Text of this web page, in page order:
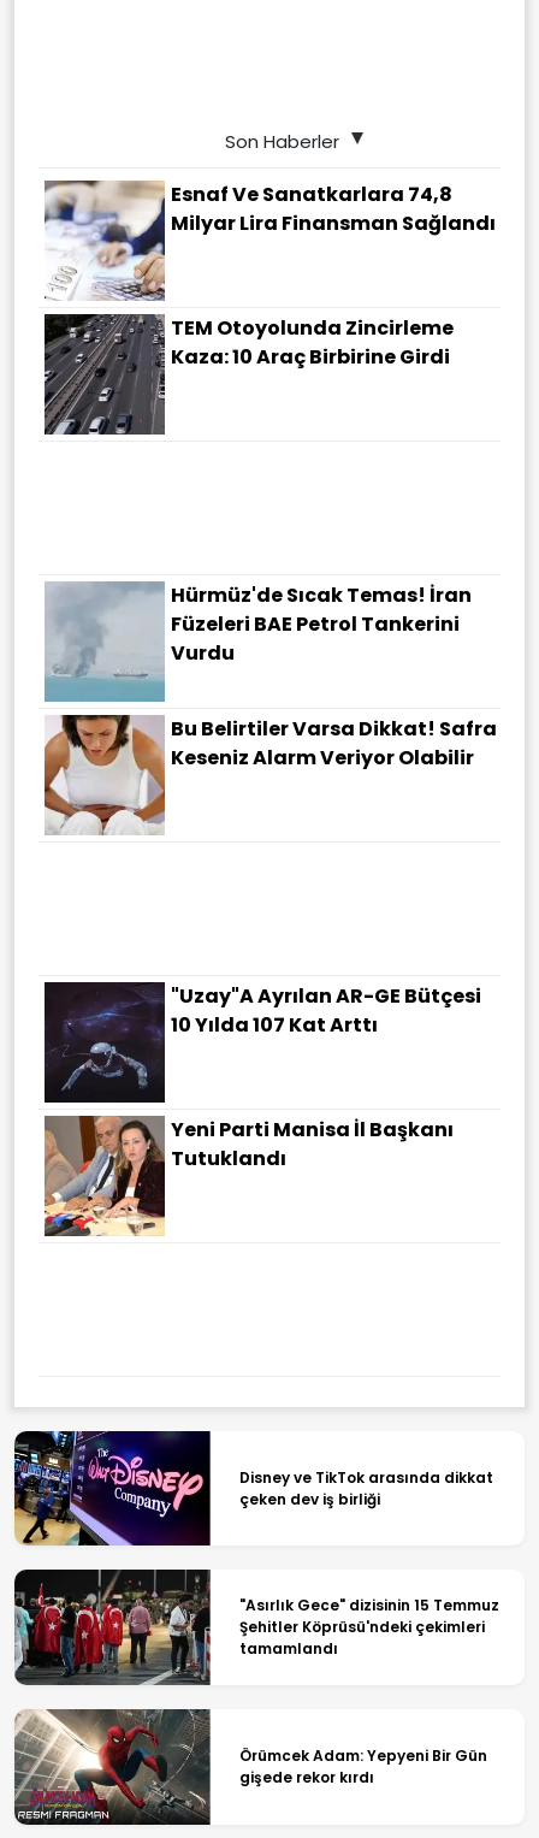
Son Haberler
Esnaf Ve Sanatkarlara 74,8
Milyar Lira Finansman Sağlandı
TEM Otoyolunda Zincirleme
Kaza: 10 Araç Birbirine Girdi
Hürmüz'de Sıcak Temas! İran
Füzeleri BAE Petrol Tankerini
Vurdu
Bu Belirtiler Varsa Dikkat! Safra
Keseniz Alarm Veriyor Olabilir
"Uzay"a Ayrılan AR-GE Bütçesi
10 Yılda 107 Kat Arttı
Yeni Parti Manisa İl Başkanı
Tutuklandı
Disney ve TikTok arasında dikkat
çeken dev iş birliği
"Asırlık Gece" dizisinin 15 Temmuz
Şehitler Köprüsü'ndeki çekimleri
tamamlandı
Örümcek Adam: Yepyeni Bir Gün
gişede rekor kırdı